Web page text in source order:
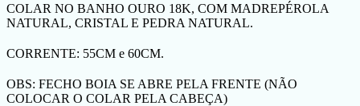
COLAR NO BANHO OURO 18K, COM MADREPÉROLA
NATURAL, CRISTAL E PEDRA NATURAL.
CORRENTE: 55CM e 60CM.
OBS: FECHO BOIA SE ABRE PELA FRENTE (NÃO
COLOCAR O COLAR PELA CABEÇA)